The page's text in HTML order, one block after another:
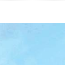
Stefano Belbo è un